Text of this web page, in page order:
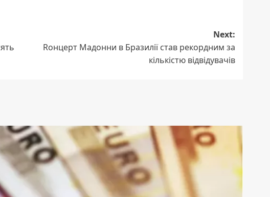
Next:
Rонцерт Мадонни в Бразилії став рекордним за
кількістю відвідувачів